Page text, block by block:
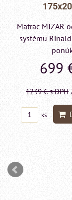
Matrac MIZAR
systému
699
1239 €s DPH
ks